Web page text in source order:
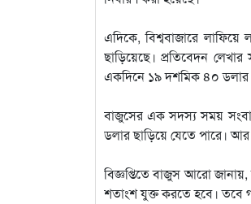
এদিকে, বিশ্ববাজারে
ছাড়িয়েছে। প্রতিবেদন
একদিনে ১৯ দশমিক ৪০ ডলার
বাজুসের এক সদস্য সময়
ডলার ছাড়িয়ে যেতে পারে।
বিজ্ঞপ্তিতে বাজুস আরো
শতাংশ যুক্ত করতে হবে। তবে